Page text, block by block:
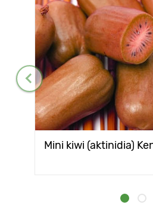
Mini kiwi (aktinidia)